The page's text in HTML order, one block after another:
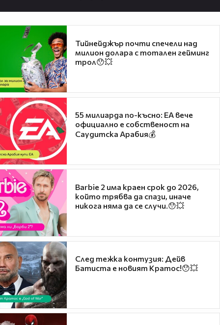
Тийнейджър почти спечели над
милион долара с тотален гейминг
трол😯💥
55 милиарда по-късно: EA вече
официално е собственост на
Саудитска Арабия💰
Barbie 2 има краен срок до 2026,
който трябва да спази, иначе
никога няма да се случи.😯💥
След тежка контузия: Дейв
Батиста е новият Кратос!😯💥